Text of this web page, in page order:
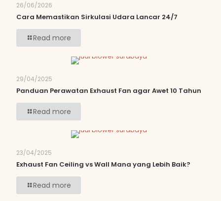
26/06/2026
Cara Memastikan Sirkulasi Udara Lancar 24/7
Read more
29/04/2025
Panduan Perawatan Exhaust Fan agar Awet 10 Tahun
Read more
23/04/2025
Exhaust Fan Ceiling vs Wall Mana yang Lebih Baik?
Read more